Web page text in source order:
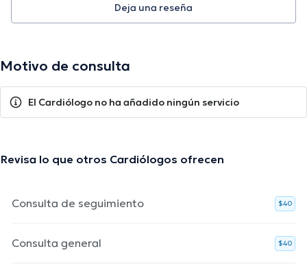
Deja una reseña
Motivo de consulta
El Cardiólogo no ha añadido ningún servicio
Revisa lo que otros Cardiólogos ofrecen
Consulta de seguimiento $40
Consulta general $40